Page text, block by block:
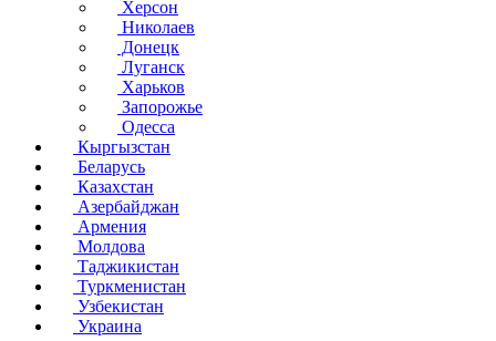
Херсон
Николаев
Донецк
Луганск
Харьков
Запорожье
Одесса
Кыргызстан
Беларусь
Казахстан
Азербайджан
Армения
Молдова
Таджикистан
Туркменистан
Узбекистан
Украина